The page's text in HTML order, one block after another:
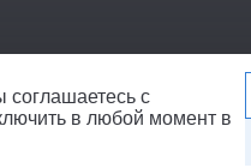
соглашаетесь с
в любой момент в